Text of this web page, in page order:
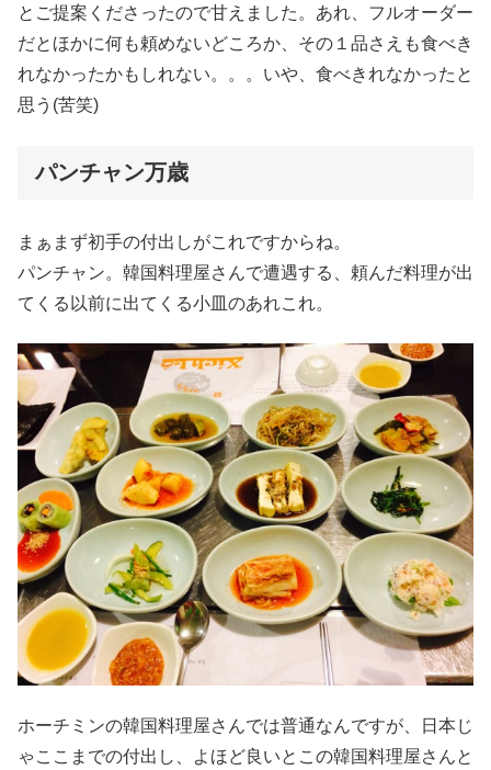
とご提案くださったので甘えました。あれ、フルオーダー
だとほかに何も頼めないどころか、その１品さえも食べき
れなかったかもしれない。。。いや、食べきれなかったと
思う(苦笑)
パンチャン万歳
まぁまず初手の付出しがこれですからね。
パンチャン。韓国料理屋さんで遭遇する、頼んだ料理が出
てくる以前に出てくる小皿のあれこれ。
ホーチミンの韓国料理屋さんでは普通なんですが、日本じ
ゃここまでの付出し、よほど良いとこの韓国料理屋さんと